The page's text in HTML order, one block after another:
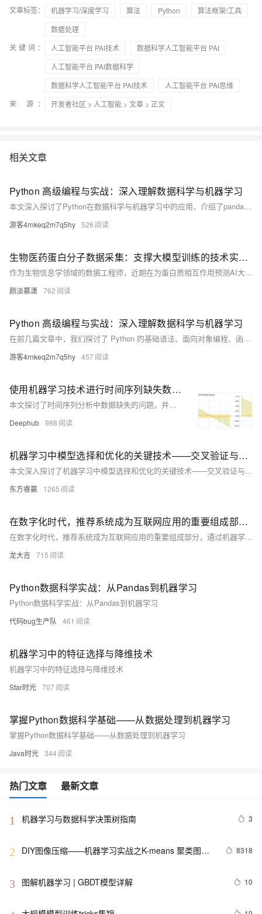
文章标签： 机器学习/深度学习 算法 Python
算法框架/工具
数据处理
关键词：
人工智能平台 PAI技术
数据科学人工智能平台 PAI
人工智能平台 PAI数据科学
数据科学人工智能平台 PAI技术
人工智能平台 PAI思维
来 源：
开发者社区 > 人工智能 > 文章 > 正文
相关文章
Python 高级编程与实战：深入理解数据科学与机器学习
本文深入探讨了Python在数据科学与机器学习中的应用，介绍了pandas、numpy、matplotlib等数据科学工具，以及scikit-learn、tensorflow、keras等机器学习库。通过实战项目，如数据可视化和鸢尾花数据集分类，帮助读者掌握这些技术。最后提供了进一步学习资源，助力提升Python编程技能。
游客4rnkeq2m7q5hy 526
生物医药蛋白分子数据采集：支撑大模型训练的技术实践分享
作为生物信息学领域的数据工程师，近期在为蛋白质相互作用预测AI大模型构建训练集时，我面临着从PDB、UniProt等学术数据库获取高质量三维结构、序列及功能注释数据的核心挑战。通过综合运用反爬对抗技术，成功突破了数据库的速率限制、验证码验证等反爬机制，将数据采集效率提升4倍，为蛋白质-配体结合预测模型训练提供了包含10万+条有效数据的基础数据集，提高了该模型预测的准确性。
颜淡慕潇 762
Python 高级编程与实战：深入理解数据科学与机器学习
在前几篇文章中，我们探讨了 Python 的基础语法、面向对象编程、函数式编程、元编程、性能优化和调试技巧。本文将深入探讨 Python 在数据科学和机器学习中的应用，并通过实战项目帮助你掌握这些技术。
游客4rnkeq2m7q5hy 457
使用机器学习技术进行时间序列缺失数据填充：基础方法与入门案例
本文探讨了时间序列分析中数据缺失的问题，并通过实际案例展示了如何利用机器学习技术进行缺失值补充。文章构建了一个模拟的能源生产数据集，采用线性回归和决策树回归两种方法进行缺失值补充，并从统计特征、自相关性、趋势和季节性等多个维度进行了详细评估。结果显示，决策树方法在处理复杂非线性模式和保持数据局部特征方面表现更佳，而线性回归方法则适用于简单的线性趋势数据。文章最后总结了两种方法的优劣，并给出了实际应用建议。
Deephub 988
机器学习中模型选择和优化的关键技术——交叉验证与网格搜索
本文深入探讨了机器学习中模型选择和优化的关键技术——交叉验证与网格搜索。介绍了K折交叉验证、留一交叉验证等方法，以及网格搜索的原理和步骤，展示了如何结合两者在Python中实现模型参数的优化，并强调了使用时需注意的计算成本、过拟合风险等问题。
东方睿赢 1265
在数字化时代，推荐系统成为互联网应用的重要组成部分，通过机器学习技术根据用户兴趣和行为提供个性化推荐，提升用户体验
在数字化时代，推荐系统成为互联网应用的重要组成部分，通过机器学习技术根据用户兴趣和行为提供个性化推荐，提升用户体验。本文探讨了推荐系统的基本原理、常用算法、实现步骤及Python应用，介绍了如何克服数据稀疏性、冷启动等问题，强调了合理选择算法和持续优化的重要性。
龙大吉 715
Python数据科学实战：从Pandas到机器学习
Python数据科学实战：从Pandas到机器学习
代码bug生产队 461
机器学习中的特征选择与降维技术
机器学习中的特征选择与降维技术
Star时光 707
掌握Python数据科学基础——从数据处理到机器学习
掌握Python数据科学基础——从数据处理到机器学习
Java时光 344
热门文章 最新文章
1 机器学习与数据科学决策树指南 3
2
DIY图像压缩——机器学习实战之K-means 聚类图像
8318
3 图解机器学习 | GBDT模型详解 10